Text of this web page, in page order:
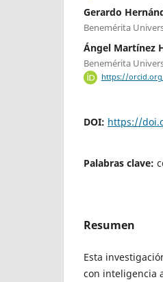
Gerardo
Benemérita
Ángel Martínez
Benemérita
https://orcid.org/
DOI: https://
Palabras clave:
Resumen
Esta
con inteligencia